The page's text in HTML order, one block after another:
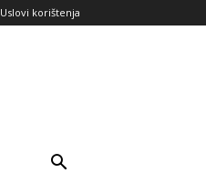
Uslovi korištenja